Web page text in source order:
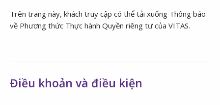
Trên trang này, khách truy cập có thể tải xuống Thông báo
về Phương thức Thực hành Quyền riêng tư của VITAS.
Điều khoản và điều kiện